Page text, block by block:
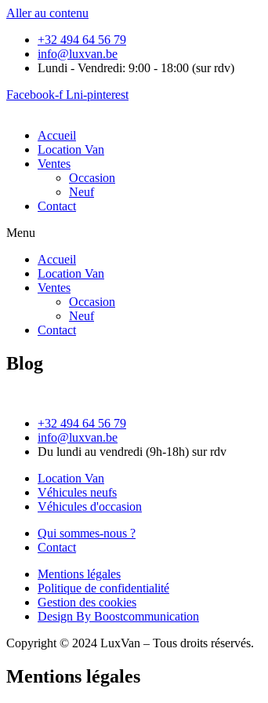
Aller au contenu
+32 494 64 56 79
info@luxvan.be
Lundi - Vendredi: 9:00 - 18:00 (sur rdv)
Facebook-f Lni-pinterest
Accueil
Location Van
Ventes
Occasion
Neuf
Contact
Menu
Accueil
Location Van
Ventes
Occasion
Neuf
Contact
Blog
+32 494 64 56 79
info@luxvan.be
Du lundi au vendredi (9h-18h) sur rdv
Location Van
Véhicules neufs
Véhicules d'occasion
Qui sommes-nous ?
Contact
Mentions légales
Politique de confidentialité
Gestion des cookies
Design By Boostcommunication
Copyright © 2024 LuxVan – Tous droits réservés.
Mentions légales